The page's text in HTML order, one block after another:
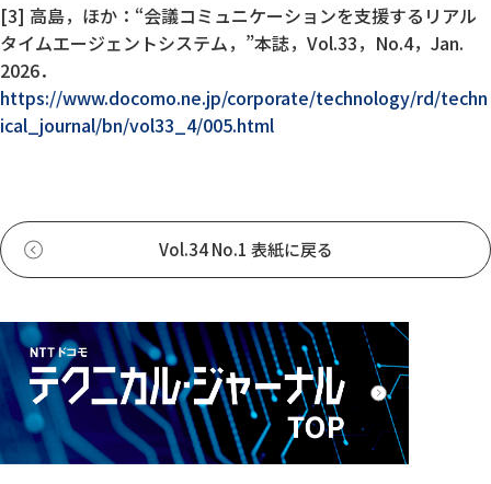
[3] 高島，ほか：“会議コミュニケーションを支援するリアル
タイムエージェントシステム，”本誌，Vol.33，No.4，Jan.
2026．
https://www.docomo.ne.jp/corporate/technology/rd/techn
ical_journal/bn/vol33_4/005.html
Vol.34 No.1 表紙に戻る